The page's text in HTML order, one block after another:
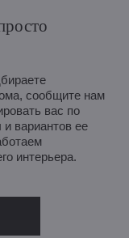
сообщите нам
вас по
вариантов ее
интерьера.